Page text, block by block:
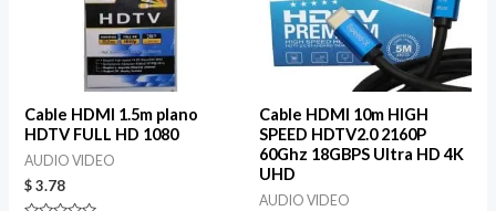
Cable HDMI 1.5m plano
HDTV FULL HD 1080
AUDIO VIDEO
$3.78
Cable HDMI 10m HIGH
SPEED HDTV2.0 2160P
60Ghz 18GBPS Ultra HD 4K
UHD
AUDIO VIDEO